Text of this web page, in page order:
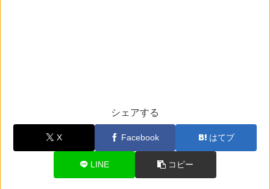
シェアする
X Facebook はてブ
LINE コピー